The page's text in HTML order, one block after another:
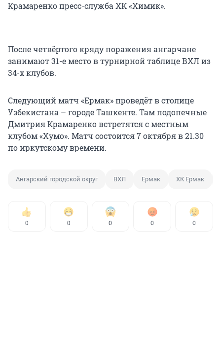
Крамаренко пресс-служба ХК «Химик».
После четвёртого кряду поражения ангарчане
занимают 31-е место в турнирной таблице ВХЛ из
34-х клубов.
Следующий матч «Ермак» проведёт в столице
Узбекистана – городе Ташкенте. Там подопечные
Дмитрия Крамаренко встретятся с местным
клубом «Хумо». Матч состоится 7 октября в 21.30
по иркутскому времени.
Ангарский городской округ ВХЛ Ермак ХК Ермак
0 0 0 0 0